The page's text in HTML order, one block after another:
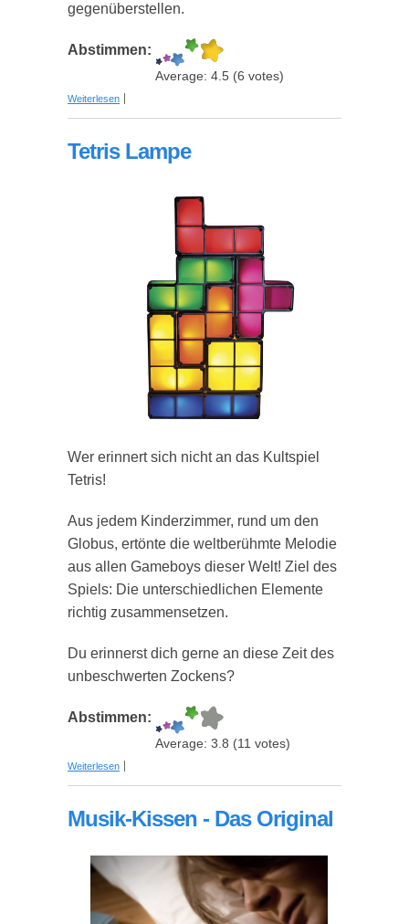
gegenüberstellen.
Abstimmen:
Average: 4.5 (6 votes)
Weiterlesen über DIY Konstruktor SLR Lomografie Kamera
Tetris Lampe
Wer erinnert sich nicht an das Kultspiel
Tetris!
Aus jedem Kinderzimmer, rund um den
Globus, ertönte die weltberühmte Melodie
aus allen Gameboys dieser Welt! Ziel des
Spiels: Die unterschiedlichen Elemente
richtig zusammensetzen.
Du erinnerst dich gerne an diese Zeit des
unbeschwerten Zockens?
Abstimmen:
Average: 3.8 (11 votes)
Weiterlesen über Tetris Lampe
Musik-Kissen - Das Original